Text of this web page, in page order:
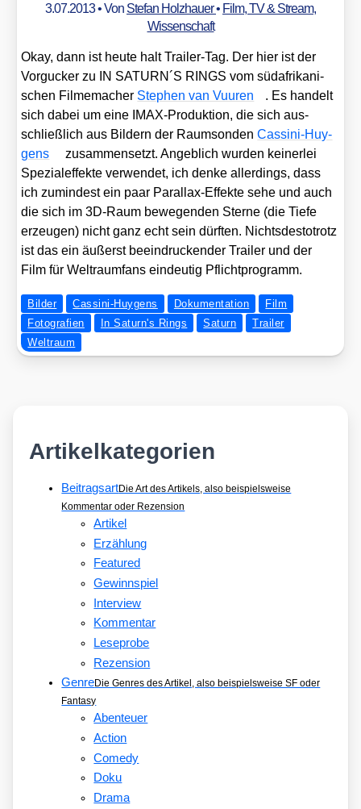
3.07.2013• Von Stefan Holzhauer• Film, TV & Stream,
Wissenschaft
Okay, dann ist heu­te halt Trai­ler-Tag. Der hier ist der
Vor­gu­cker zu IN SATURN´S RINGS vom süd­afri­ka­ni­
schen Fil­me­ma­cher Ste­phen van Vuuren
. Es han­delt
sich dabei um eine IMAX-Pro­duk­ti­on, die sich aus­
schließ­lich aus Bil­dern der Raum­son­denCas­si­ni-Huy­
gens
zusam­men­setzt. Angeb­lich wur­den kei­ner­lei
Spe­zi­al­ef­fek­te ver­wen­det, ich den­ke aller­dings, dass
ich zumin­dest ein paar Par­al­lax-Effek­te sehe und auch
die sich im 3D-Raum bewe­gen­den Ster­ne (die Tie­fe
erzeu­gen) nicht ganz echt sein dürf­ten. Nichts­des­to­trotz
ist das ein äußerst beein­dru­cken­der Trai­ler und der
Film für Welt­raum­fans ein­deu­tig Pflicht­pro­gramm.
Bilder Cassini-Huygens Dokumentation
Film
Fotografien
In Saturn's Rings Saturn
Trailer
Weltraum
Artikelkategorien
BeitragsartDie Art des Artikels, also beispielsweise
Kommentar oder Rezension
Artikel
Erzählung
Featured
Gewinnspiel
Interview
Kommentar
Leseprobe
Rezension
GenreDie Genres des Artikel, also beispielsweise SF oder
Fantasy
Abenteuer
Action
Comedy
Doku
Drama